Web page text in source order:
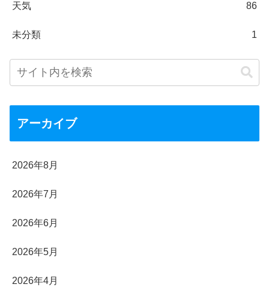
天気 86
未分類 1
アーカイブ
2026年8月
2026年7月
2026年6月
2026年5月
2026年4月